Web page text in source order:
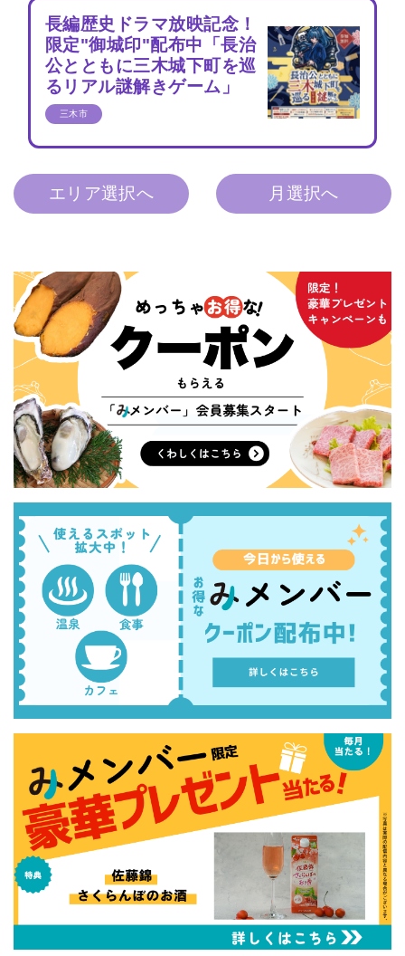
長編歴史ドラマ放映記念！
限定"御城印"配布中「長治
公とともに三木城下町を巡
るリアル謎解きゲーム」
三木市
エリア選択へ 月選択へ